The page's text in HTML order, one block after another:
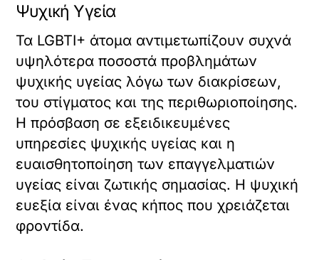
Ψυχική Υγεία
Τα LGBTI+ άτομα αντιμετωπίζουν συχνά
υψηλότερα ποσοστά προβλημάτων
ψυχικής υγείας λόγω των διακρίσεων,
του στίγματος και της περιθωριοποίησης.
Η πρόσβαση σε εξειδικευμένες
υπηρεσίες ψυχικής υγείας και η
ευαισθητοποίηση των επαγγελματιών
υγείας είναι ζωτικής σημασίας. Η ψυχική
ευεξία είναι ένας κήπος που χρειάζεται
φροντίδα.